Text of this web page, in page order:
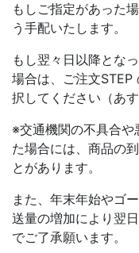
もしご指定があった
う手配いたします。
もし翌々日以降とな
場合は、ご注文STEP
択してください（あ
※交通機関の不具合や
た場合には、商品の
とがあります。
また、年末年始やゴ
送量の増加により翌
でご了承願います。